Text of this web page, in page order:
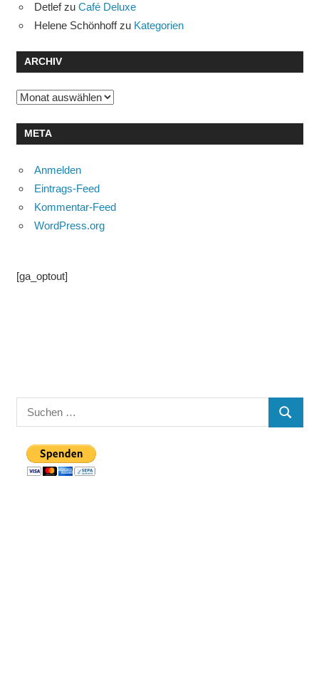
Detlefzu Café Deluxe
Helene Schönhoffzu Kategorien
ARCHIV
Archiv
META
Anmelden
Eintrags-Feed
Kommentar-Feed
WordPress.org
[ga_optout]
Suchen
nach:
SUCHEN